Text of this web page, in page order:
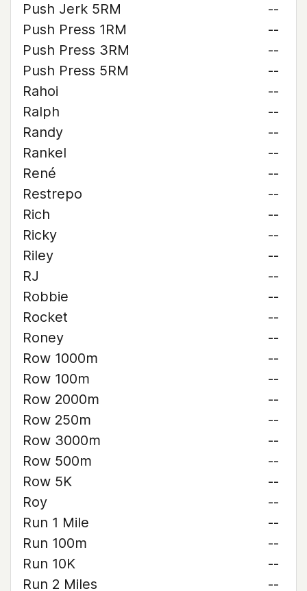
Push Jerk 5RM
--
Push Press 1RM
--
Push Press 3RM
--
Push Press 5RM
--
Rahoi
--
Ralph
--
Randy
--
Rankel
--
René
--
Restrepo
--
Rich
--
Ricky
--
Riley
--
RJ
--
Robbie
--
Rocket
--
Roney
--
Row 1000m
--
Row 100m
--
Row 2000m
--
Row 250m
--
Row 3000m
--
Row 500m
--
Row 5K
--
Roy
--
Run 1 Mile
--
Run 100m
--
Run 10K
--
Run 2 Miles
--